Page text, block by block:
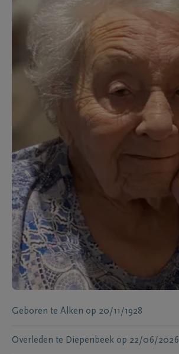
Geboren te Alken op 20/11/1928
Overleden te Diepenbeek op 22/06/2026